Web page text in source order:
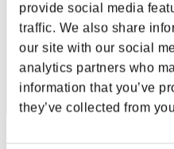
provide social media
traffic. We also share
our site with our social
analytics partners who
information that you’ve
they’ve collected from